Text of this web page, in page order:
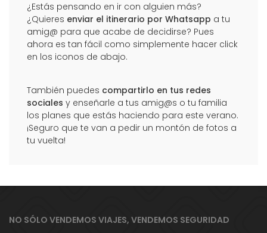
¿Estás pensando en ir con alguien más?
¿Quieres enviar el itinerario por Whatsapp a tu
amig@ para que acabe de decidirse? Pues
ahora es tan fácil como simplemente hacer click
en los iconos de abajo.
También puedes compartirlo en tus redes
sociales y enseñarle a tus amig@s o tu familia
los planes que estás haciendo para este verano.
¡Seguro que te van a pedir un montón de fotos a
tu vuelta!
NO SÓLO VENDEMOS VIAJES, VENDEMOS SEGURIDAD